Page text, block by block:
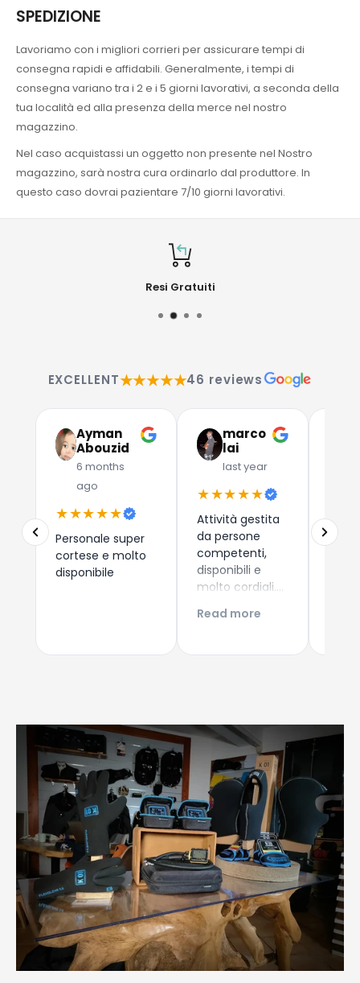
SPEDIZIONE
Lavoriamo con i migliori corrieri per assicurare tempi di
consegna rapidi e affidabili. Generalmente, i tempi di
consegna variano tra i 2 e i 5 giorni lavorativi, a seconda della
tua località ed alla presenza della merce nel nostro
magazzino.
Nel caso acquistassi un oggetto non presente nel Nostro
magazzino, sarà nostra cura ordinarlo dal produttore. In
questo caso dovrai pazientare 7/10 giorni lavorativi.
Resi Gratuiti
EXCELLENT★★★★★46 reviews
Ayman
Abouzid
6 months
ago
★★★★★
Personale super
cortese e molto
disponibile
marco
lai
last year
★★★★★
Attività gestita
da persone
competenti,
disponibili e
molto cordiali.
competitivi,
qualità e
perfetti!!!
Consigliatissimo
Read more
Due
che